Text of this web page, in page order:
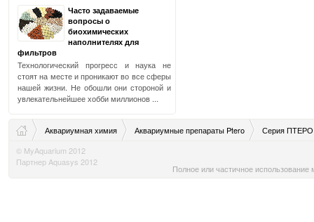
Часто задаваемые
вопросы о
биохимических
наполнителях для
фильтров
Технологический прогресс и наука не
стоят на месте и проникают во все сферы
нашей жизни. Не обошли они стороной и
увлекательнейшее хобби миллионов ...
Аквариумная химия Аквариумные препараты Ptero
Серия
© MyAquarium 2012
Партнер Aquasys 2012
Полное или частичное